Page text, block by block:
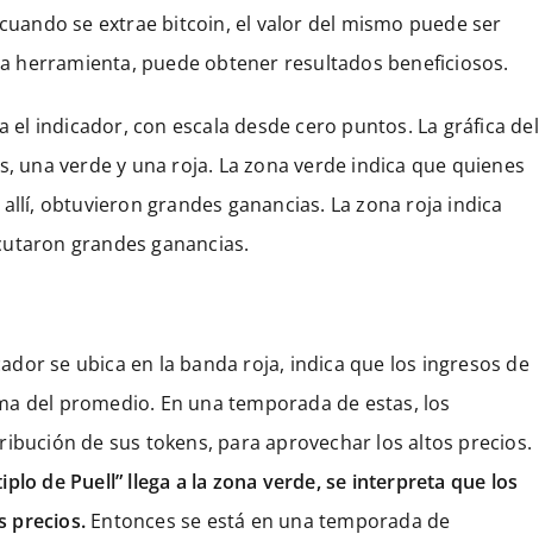
se extrae bitcoin, el valor del mismo puede ser
herramienta, puede obtener resultados beneficiosos.
el indicador, con escala desde cero puntos. La gráfica del
una verde y una roja. La zona verde indica que quienes
obtuvieron grandes ganancias. La zona roja indica
grandes ganancias.
se ubica en la banda roja, indica que los ingresos de
del promedio. En una temporada de estas, los
de sus tokens, para aprovechar los altos precios.
de Puell” llega a la zona verde, se interpreta que los
precios. Entonces se está en una temporada de